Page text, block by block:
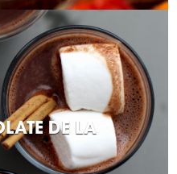
DE LA